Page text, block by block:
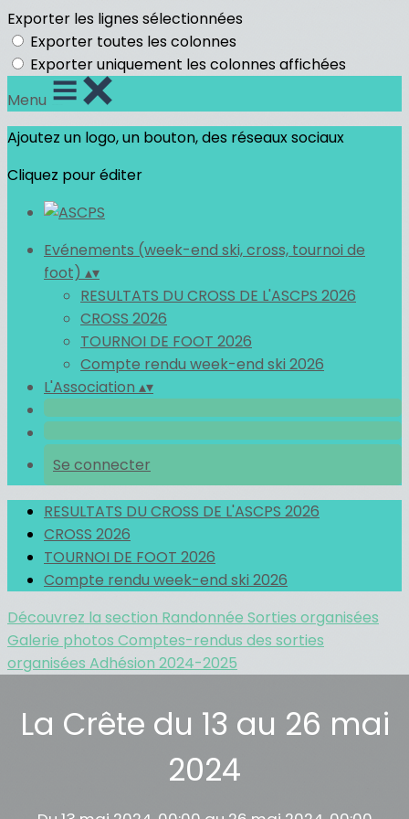
Exporter les lignes sélectionnées
Exporter toutes les colonnes
Exporter uniquement les colonnes affichées
Menu
Ajoutez un logo, un bouton, des réseaux sociaux
Cliquez pour éditer
Evénements (week-end ski, cross, tournoi de
foot) ▴▾
RESULTATS DU CROSS DE L'ASCPS 2026
CROSS 2026
TOURNOI DE FOOT 2026
Compte rendu week-end ski 2026
L'Association ▴▾
Se connecter
RESULTATS DU CROSS DE L'ASCPS 2026
CROSS 2026
TOURNOI DE FOOT 2026
Compte rendu week-end ski 2026
Découvrez la section Randonnée Sorties organisées
Galerie photos Comptes-rendus des sorties
organisées Adhésion 2024-2025
La Crête du 13 au 26 mai
2024